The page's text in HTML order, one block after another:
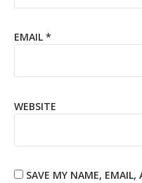
EMAIL *
WEBSITE
SAVE MY NAME, EMAIL,